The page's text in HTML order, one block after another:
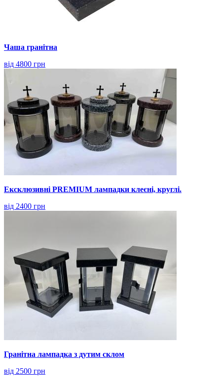
Чаша гранітна
від 4800 грн
Ексклюзивні PREMIUM лампадки клеєні, круглі.
від 2400 грн
Гранітна лампадка з дутим склом
від 2500 грн